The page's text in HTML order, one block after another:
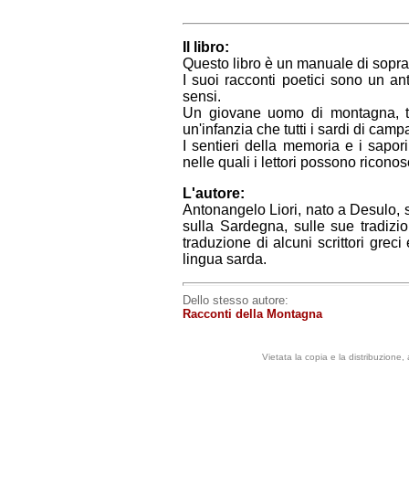
Il libro:
Questo libro è un manuale di
I suoi racconti poetici sono un
sensi.
Un giovane uomo di montagna,
un'infanzia che tutti i sardi di
I sentieri della memoria e i
nelle quali i lettori possono
L'autore:
Antonangelo Liori, nato a Desulo,
sulla Sardegna, sulle sue
traduzione di alcuni scrittori
lingua sarda.
Dello stesso autore:
Racconti della Montagna
Vietata la copia e la distribuzione,